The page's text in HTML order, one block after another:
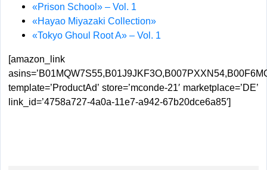
«Prison School» – Vol. 1
«Hayao Miyazaki Collection»
«Tokyo Ghoul Root A» – Vol. 1
[amazon_link
template=’ProductAd’ store=’mconde-21′ marketplace=’DE’
link_id=’4758a727-4a0a-11e7-a942-67b20dce6a85′]